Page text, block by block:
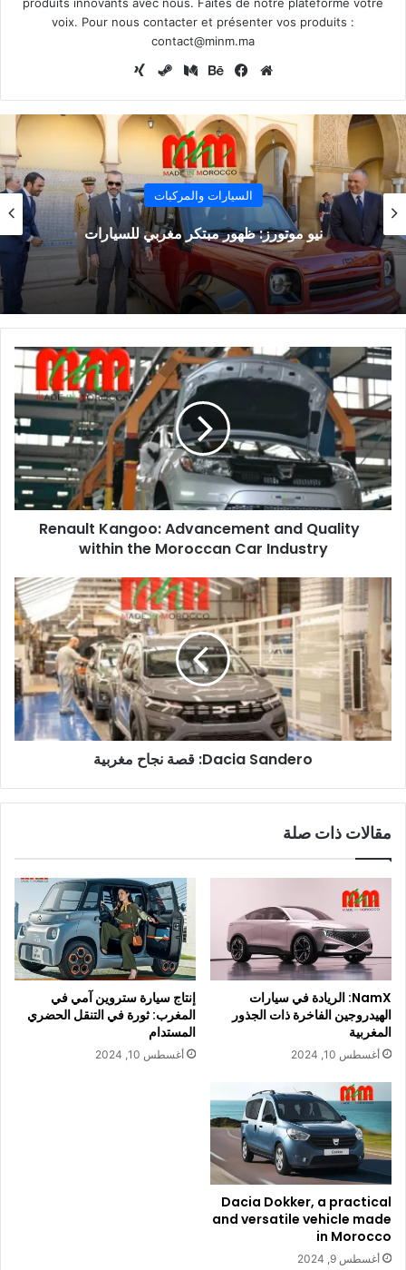
produits innovants avec nous. Faites de notre plateforme votre
voix. Pour nous contacter et présenter vos produits :
contact@minm.ma
موقع
فيسبوكبيهانسوسط ستيم
السيارات والمركبات
نيو موتورز: ظهور مبتكر مغربي للسيارات
Renault
Kangoo:
Advancement
and
Quality
within
the
Moroccan
Car
Industry
Renault Kangoo: Advancement and Quality
within the Moroccan Car Industry
Dacia
Sandero:
قصة
نجاح
مغربية
Dacia Sandero: قصة نجاح مغربية
مقالات ذات صلة
NamX: الريادة في سيارات
الهيدروجين الفاخرة ذات الجذور
المغربية
أغسطس 10, 2024
إنتاج سيارة ستروين آمي في
المغرب: ثورة في التنقل الحضري
المستدام
أغسطس 10, 2024
Dacia Dokker, a practical
and versatile vehicle made
in Morocco
أغسطس 9, 2024